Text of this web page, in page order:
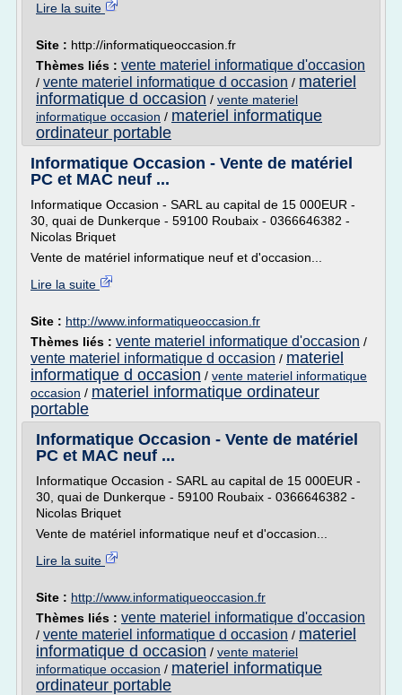
Lire la suite
Site : http://informatiqueoccasion.fr
Thèmes liés : vente materiel informatique d'occasion
/ vente materiel informatique d occasion / materiel
informatique d occasion / vente materiel
informatique occasion / materiel informatique
ordinateur portable
Informatique Occasion - Vente de matériel
PC et MAC neuf ...
Informatique Occasion - SARL au capital de 15 000EUR -
30, quai de Dunkerque - 59100 Roubaix - 0366646382 -
Nicolas Briquet
Vente de matériel informatique neuf et d'occasion...
Lire la suite
Site : http://www.informatiqueoccasion.fr
Thèmes liés : vente materiel informatique d'occasion /
vente materiel informatique d occasion / materiel
informatique d occasion / vente materiel informatique
occasion / materiel informatique ordinateur
portable
Informatique Occasion - Vente de matériel
PC et MAC neuf ...
Informatique Occasion - SARL au capital de 15 000EUR -
30, quai de Dunkerque - 59100 Roubaix - 0366646382 -
Nicolas Briquet
Vente de matériel informatique neuf et d'occasion...
Lire la suite
Site : http://www.informatiqueoccasion.fr
Thèmes liés : vente materiel informatique d'occasion
/ vente materiel informatique d occasion / materiel
informatique d occasion / vente materiel
informatique occasion / materiel informatique
ordinateur portable